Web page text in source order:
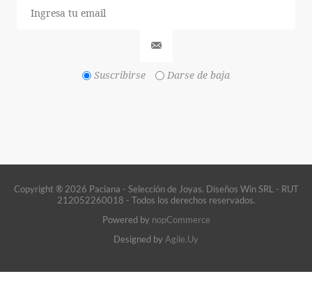
Suscribirse Darse de baja
Copyright ® 2026 Paciana - Selección de Joyas. Diseños Win SRL - RUT
212052260018 - Todos los derechos reservados.
Powered by nopCommerce
Designed byAgile.Uy